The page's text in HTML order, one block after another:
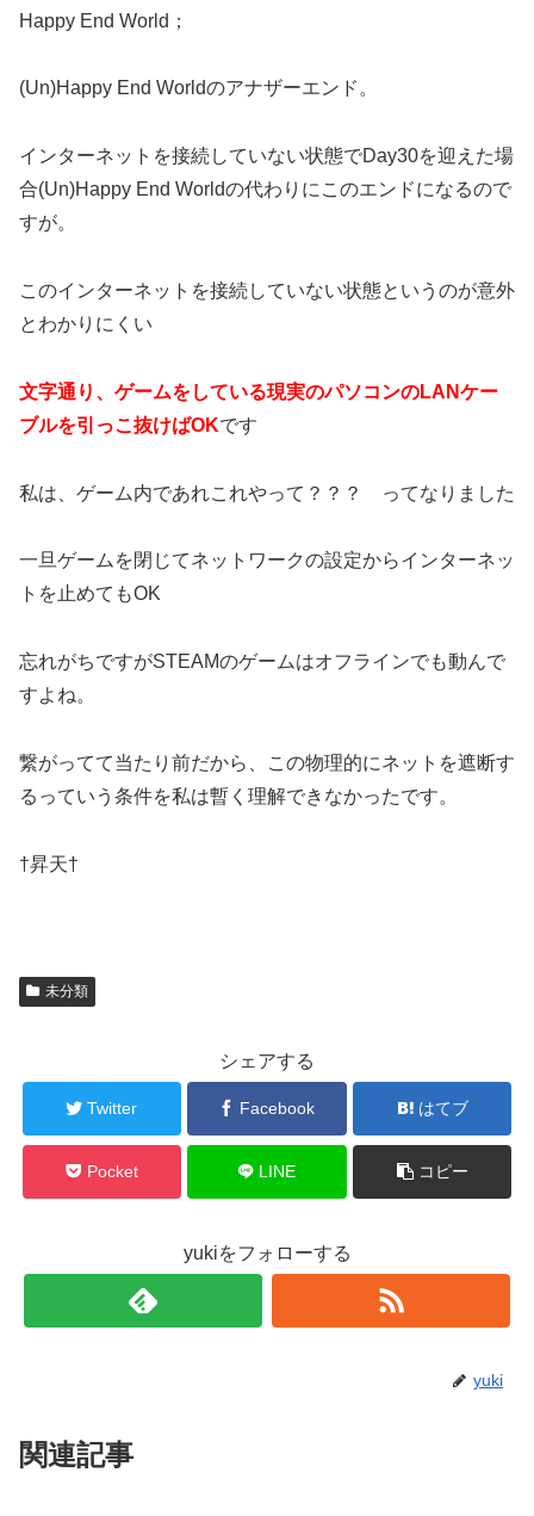
Happy End World；
(Un)Happy End Worldのアナザーエンド。
インターネットを接続していない状態でDay30を迎えた場
合(Un)Happy End Worldの代わりにこのエンドになるので
すが。
このインターネットを接続していない状態というのが意外
とわかりにくい
文字通り、ゲームをしている現実のパソコンのLANケー
ブルを引っこ抜けばOKです
私は、ゲーム内であれこれやって？？？ ってなりました
一旦ゲームを閉じてネットワークの設定からインターネッ
トを止めてもOK
忘れがちですがSTEAMのゲームはオフラインでも動んで
すよね。
繋がってて当たり前だから、この物理的にネットを遮断す
るっていう条件を私は暫く理解できなかったです。
†昇天†
未分類
シェアする
Twitter Facebook はてブ
Pocket LINE コピー
yukiをフォローする
yuki
関連記事